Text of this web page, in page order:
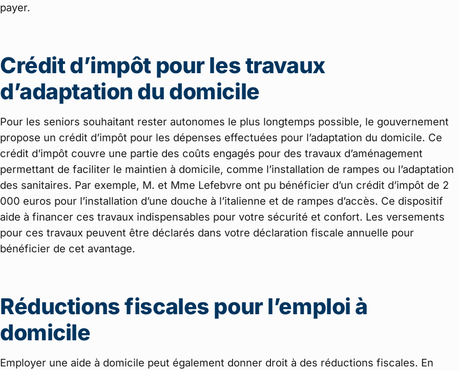
payer.
Crédit d’impôt pour les travaux
d’adaptation du domicile
Pour les seniors souhaitant rester autonomes le plus longtemps possible, le gouvernement
propose un crédit d’impôt pour les dépenses effectuées pour l’adaptation du domicile. Ce
crédit d’impôt couvre une partie des coûts engagés pour des travaux d’aménagement
permettant de faciliter le maintien à domicile, comme l’installation de rampes ou l’adaptation
des sanitaires. Par exemple, M. et Mme Lefebvre ont pu bénéficier d’un crédit d’impôt de 2
000 euros pour l’installation d’une douche à l’italienne et de rampes d’accès. Ce dispositif
aide à financer ces travaux indispensables pour votre sécurité et confort. Les versements
pour ces travaux peuvent être déclarés dans votre déclaration fiscale annuelle pour
bénéficier de cet avantage.
Réductions fiscales pour l’emploi à
domicile
Employer une aide à domicile peut également donner droit à des réductions fiscales. En